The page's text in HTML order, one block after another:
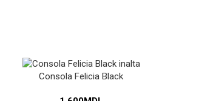
Consola Felicia Black